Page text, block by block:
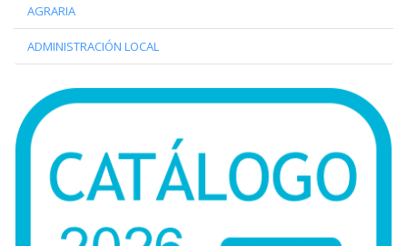
AGRARIA
ADMINISTRACIÓN LOCAL